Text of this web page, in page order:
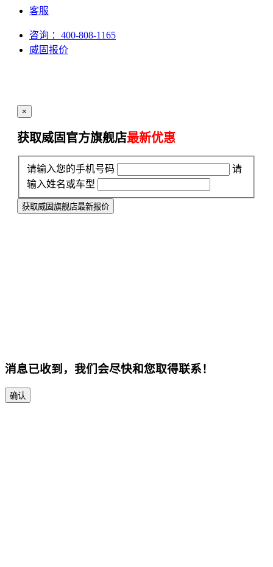
客服
咨询 ：400-808-1165
威固报价
×
获取威固官方旗舰店最新优惠
请输入您的手机号码
请
输入姓名或车型
获取威固旗舰店最新报价
消息已收到，我们会尽快和您取得联系！
确认